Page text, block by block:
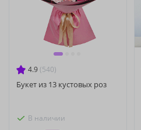
4.9 (540)
Букет из 13 кустовых роз
В наличии